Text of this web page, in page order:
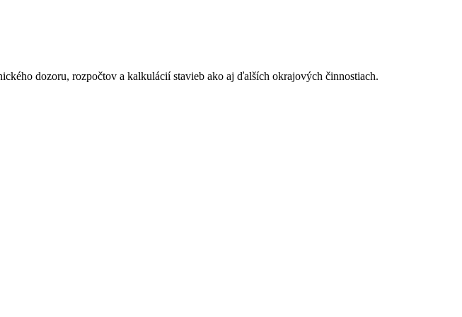
dozoru, rozpočtov a kalkulácií stavieb ako aj ďalších okrajových činnostiach.